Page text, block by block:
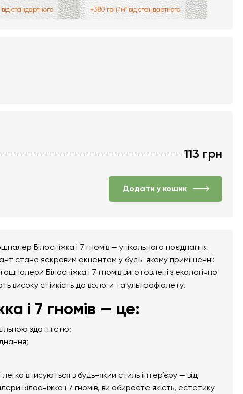
стандартного +380 грн/м² від стандартного
113 грн
Додати у кошик
Білосніжка і 7 гномів — унікального поєднання
стане яскравим акцентом у будь-якому приміщенні:
Білосніжка і 7 гномів виготовлені з екологічно
високу стійкість до вологи та ультрафіолету.
і 7 гномів — це:
здатністю;
вписуються в будь-який стиль інтер’єру — від
Білосніжка і 7 гномів, ви обираєте якість, естетику